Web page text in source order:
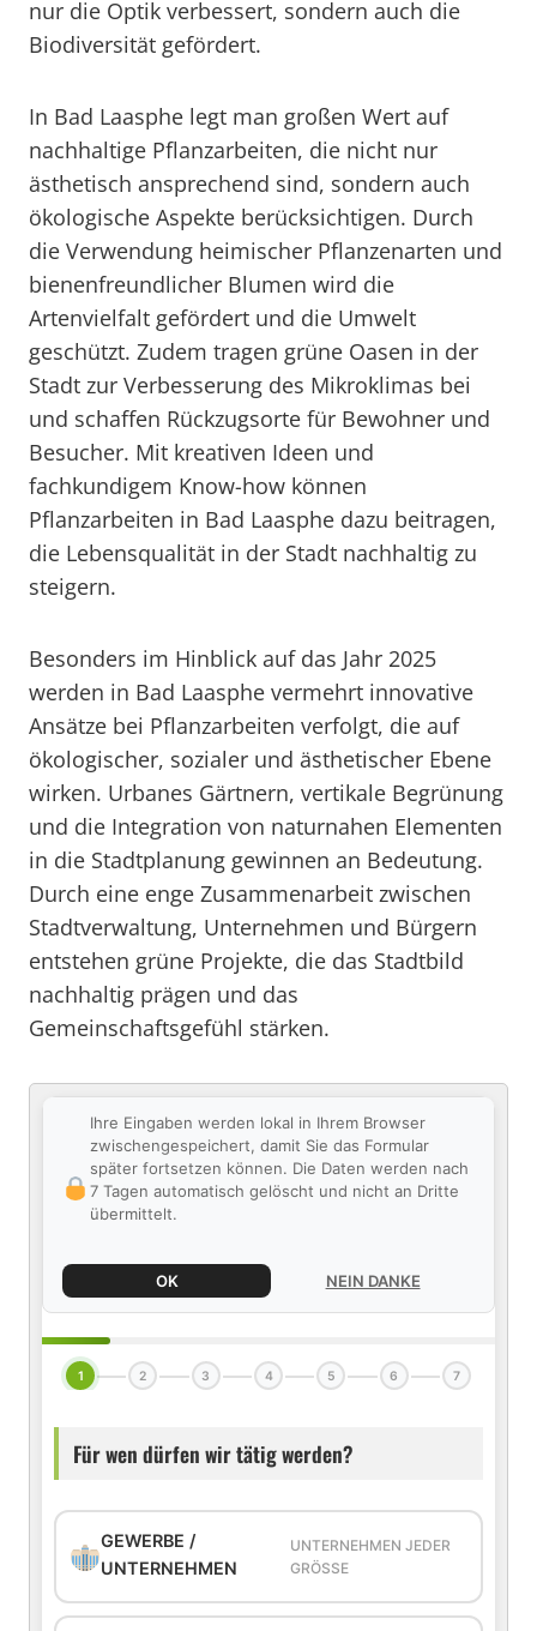
nur die Optik verbessert, sondern auch die
Biodiversität gefördert.
In Bad Laasphe legt man großen Wert auf
nachhaltige Pflanzarbeiten, die nicht nur
ästhetisch ansprechend sind, sondern auch
ökologische Aspekte berücksichtigen. Durch
die Verwendung heimischer Pflanzenarten und
bienenfreundlicher Blumen wird die
Artenvielfalt gefördert und die Umwelt
geschützt. Zudem tragen grüne Oasen in der
Stadt zur Verbesserung des Mikroklimas bei
und schaffen Rückzugsorte für Bewohner und
Besucher. Mit kreativen Ideen und
fachkundigem Know-how können
Pflanzarbeiten in Bad Laasphe dazu beitragen,
die Lebensqualität in der Stadt nachhaltig zu
steigern.
Besonders im Hinblick auf das Jahr 2025
werden in Bad Laasphe vermehrt innovative
Ansätze bei Pflanzarbeiten verfolgt, die auf
ökologischer, sozialer und ästhetischer Ebene
wirken. Urbanes Gärtnern, vertikale Begrünung
und die Integration von naturnahen Elementen
in die Stadtplanung gewinnen an Bedeutung.
Durch eine enge Zusammenarbeit zwischen
Stadtverwaltung, Unternehmen und Bürgern
entstehen grüne Projekte, die das Stadtbild
nachhaltig prägen und das
Gemeinschaftsgefühl stärken.
Ihre Eingaben werden lokal in Ihrem Browser
zwischengespeichert, damit Sie das Formular
später fortsetzen können. Die Daten werden nach
7 Tagen automatisch gelöscht und nicht an Dritte
übermittelt.
OK NEIN DANKE
1 2 3 4 5 6 7
Für wen dürfen wir tätig werden?
GEWERBE /
UNTERNEHMEN
UNTERNEHMEN JEDER
GRÖSSE